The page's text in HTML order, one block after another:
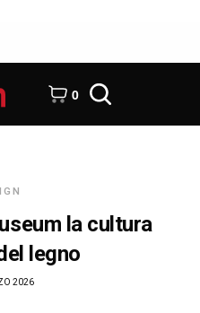
0
la cultura
legno
2026